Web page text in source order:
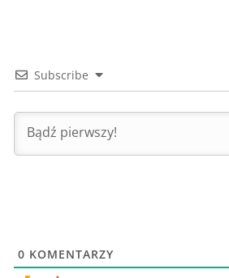
Subscribe
0 KOMENTARZY